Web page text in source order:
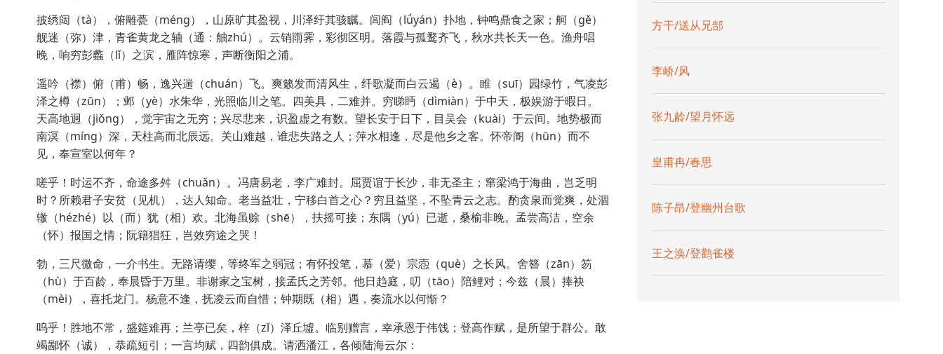
披绣闼（tà），俯雕甍（méng），山原旷其盈视，川泽纡其骇瞩。闾阎（lǘyán）扑地，钟鸣鼎食之家；舸（gě）
舰迷（弥）津，青雀黄龙之轴（通：舳zhú）。云销雨霁，彩彻区明。落霞与孤鹜齐飞，秋水共长天一色。渔舟唱
晚，响穷彭蠡（lǐ）之滨，雁阵惊寒，声断衡阳之浦。
遥吟（襟）俯（甫）畅，逸兴遄（chuán）飞。爽籁发而清风生，纤歌凝而白云遏（è）。睢（suī）园绿竹，气凌彭
泽之樽（zūn）；邺（yè）水朱华，光照临川之笔。四美具，二难并。穷睇眄（dìmiàn）于中天，极娱游于暇日。
天高地迥（jiǒng），觉宇宙之无穷；兴尽悲来，识盈虚之有数。望长安于日下，目吴会（kuài）于云间。地势极而
南溟（míng）深，天柱高而北辰远。关山难越，谁悲失路之人；萍水相逢，尽是他乡之客。怀帝阍（hūn）而不
见，奉宣室以何年？
嗟乎！时运不齐，命途多舛（chuǎn）。冯唐易老，李广难封。屈贾谊于长沙，非无圣主；窜梁鸿于海曲，岂乏明
时？所赖君子安贫（见机），达人知命。老当益壮，宁移白首之心？穷且益坚，不坠青云之志。酌贪泉而觉爽，处涸
辙（hézhé）以（而）犹（相）欢。北海虽赊（shē），扶摇可接；东隅（yú）已逝，桑榆非晚。孟尝高洁，空余
（怀）报国之情；阮籍猖狂，岂效穷途之哭！
勃，三尺微命，一介书生。无路请缨，等终军之弱冠；有怀投笔，慕（爱）宗悫（què）之长风。舍簪（zān）笏
（hù）于百龄，奉晨昏于万里。非谢家之宝树，接孟氏之芳邻。他日趋庭，叨（tāo）陪鲤对；今兹（晨）捧袂
（mèi），喜托龙门。杨意不逢，抚凌云而自惜；钟期既（相）遇，奏流水以何惭？
呜乎！胜地不常，盛筵难再；兰亭已矣，梓（zǐ）泽丘墟。临别赠言，幸承恩于伟饯；登高作赋，是所望于群公。敢
竭鄙怀（诚），恭疏短引；一言均赋，四韵俱成。请洒潘江，各倾陆海云尔：
方干/送从兄郜
李峤/风
张九龄/望月怀远
皇甫冉/春思
陈子昂/登幽州台歌
王之涣/登鹳雀楼